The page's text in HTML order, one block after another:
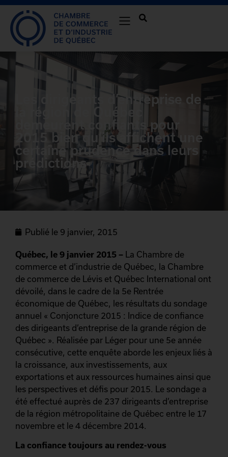
Les dirigeants d’entreprise de
la région de Québec
demeurent confiants pour
2015 bien qu’ils affichent une
certaine prudence dans leurs
prédictions
Publié le 9 janvier, 2015
Québec, le 9 janvier 2015 – La Chambre de
commerce et d’industrie de Québec, la Chambre
de commerce de Lévis et Québec International ont
dévoilé, dans le cadre de la 5e Rentrée
économique de Québec, les résultats du sondage
annuel « Conjoncture 2015 : Indice de confiance
des dirigeants d’entreprise de la grande région de
Québec ». Réalisée par Léger pour une 5e année
consécutive, cette enquête aborde les enjeux liés à
la croissance, aux investissements, aux
exportations et aux ressources humaines ainsi que
les perspectives et défis pour 2015. Le sondage a
été effectué auprès de 237 dirigeants d’entreprise
de la région métropolitaine de Québec entre le 17
novembre et le 4 décembre 2014.
La confiance toujours au rendez-vous